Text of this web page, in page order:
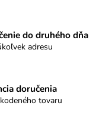
do druhého dňa
adresu
doručenia
tovaru